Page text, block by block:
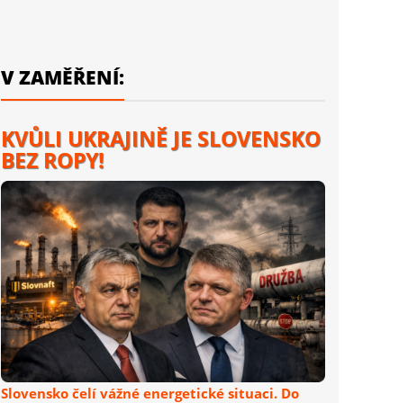
V ZAMĚŘENÍ:
KVŮLI UKRAJINĚ JE SLOVENSKO
BEZ ROPY!
Slovensko čelí vážné energetické situaci. Do